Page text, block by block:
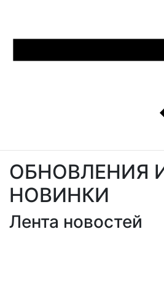
ОБНОВЛЕНИЯ
НОВИНКИ
Лента новостей